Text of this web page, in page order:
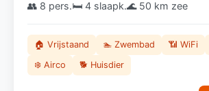
👥 8 pers.🛏️ 4 slaapk.🌊 50 km zee
🏠 Vrijstaand 🏊 Zwembad 📶 WiFi
❄️ Airco
🐕 Huisdier